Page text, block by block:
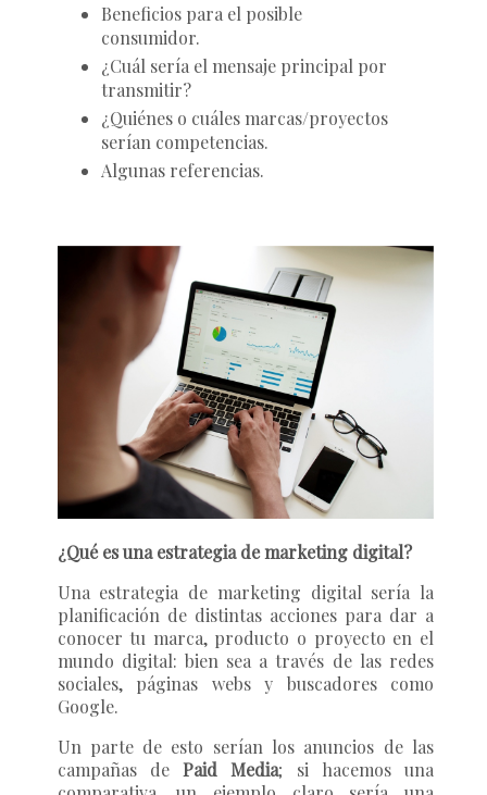
Beneficios para el posible
consumidor.
¿Cuál sería el mensaje principal por
transmitir?
¿Quiénes o cuáles marcas/proyectos
serían competencias.
Algunas referencias.
¿Qué es una estrategia de marketing digital?
Una estrategia de marketing digital sería la
planificación de distintas acciones para dar a
conocer tu marca, producto o proyecto en el
mundo digital: bien sea a través de las redes
sociales, páginas webs y buscadores como
Google.
Un parte de esto serían los anuncios de las
campañas de Paid Media; si hacemos una